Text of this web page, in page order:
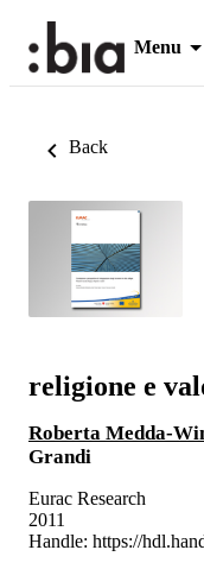
Menu
Back
religione e
Roberta Medda-
Grandi
Eurac Research
2011
Handle: https://